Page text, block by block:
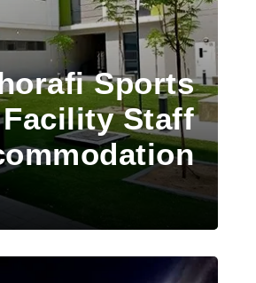
Sports
Facility Staff